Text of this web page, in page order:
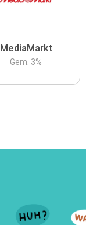
MediaMarkt
Gem. 3%